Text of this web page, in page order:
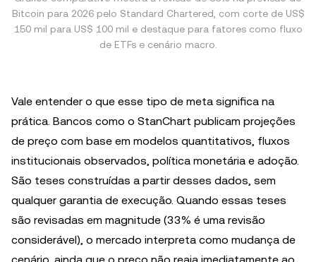
Bitcoin para 2026 pelo Standard Chartered, com corte de US$
150 mil para US$ 100 mil e destaque para fatores como fluxo
de ETFs e cenário macro.
Vale entender o que esse tipo de meta significa na
prática. Bancos como o StanChart publicam projeções
de preço com base em modelos quantitativos, fluxos
institucionais observados, política monetária e adoção.
São teses construídas a partir desses dados, sem
qualquer garantia de execução. Quando essas teses
são revisadas em magnitude (33% é uma revisão
considerável), o mercado interpreta como mudança de
cenário, ainda que o preço não reaja imediatamente ao